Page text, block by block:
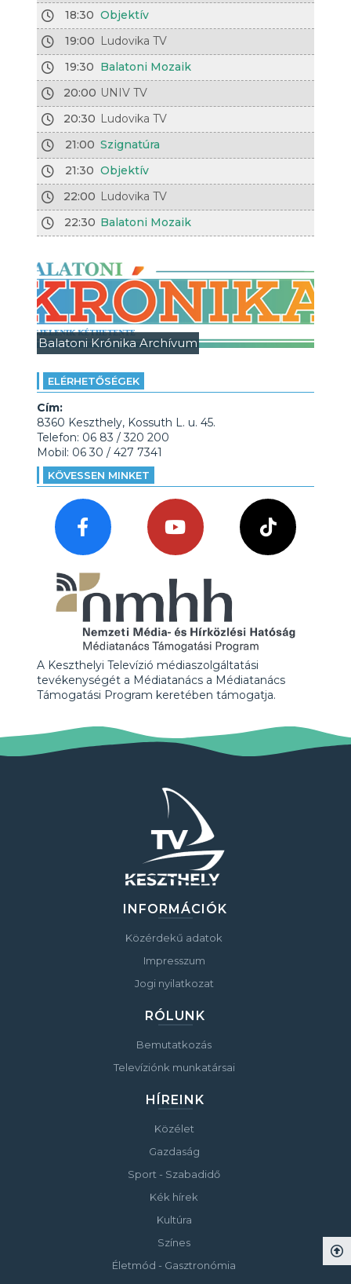
18:30 Objektív
19:00 Ludovika TV
19:30 Balatoni Mozaik
20:00 UNIV TV
20:30 Ludovika TV
21:00 Szignatúra
21:30 Objektív
22:00 Ludovika TV
22:30 Balatoni Mozaik
Balatoni Krónika Archívum
ELÉRHETŐSÉGEK
Cím:
8360 Keszthely, Kossuth L. u. 45.
Telefon: 06 83 / 320 200
Mobil: 06 30 / 427 7341
KÖVESSEN MINKET
A Keszthelyi Televízió médiaszolgáltatási
tevékenységét a Médiatanács a Médiatanács
Támogatási Program keretében támogatja.
INFORMÁCIÓK
Közérdekű adatok
Impresszum
Jogi nyilatkozat
RÓLUNK
Bemutatkozás
Televíziónk munkatársai
HÍREINK
Közélet
Gazdaság
Sport - Szabadidő
Kék hírek
Kultúra
Színes
Életmód - Gasztronómia